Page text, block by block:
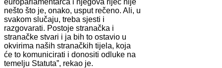
nešto što je, onako, usput rečeno. Ali, u
svakom slučaju, treba sjesti i
razgovarati. Postoje stranačka i
stranačke stvari i ja bih to ostavio u
okvirima naših stranačkih tijela, koja
će to komunicirati i donositi odluke na
temelju Statuta”, rekao je.